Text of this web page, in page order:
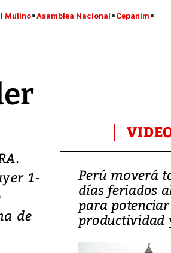
Mulino Asamblea Nacional Cepanim
1-
de
y
Perú moverá
días feriados
para potenciar
productividad